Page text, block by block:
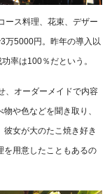
ース料理、花束、デザー
万5000円。昨年の導入以
率は100％だという。
、オーダーメイドで内容
や色などを聞き取り、
女が大のたこ焼き好き
を用意したこともあるの